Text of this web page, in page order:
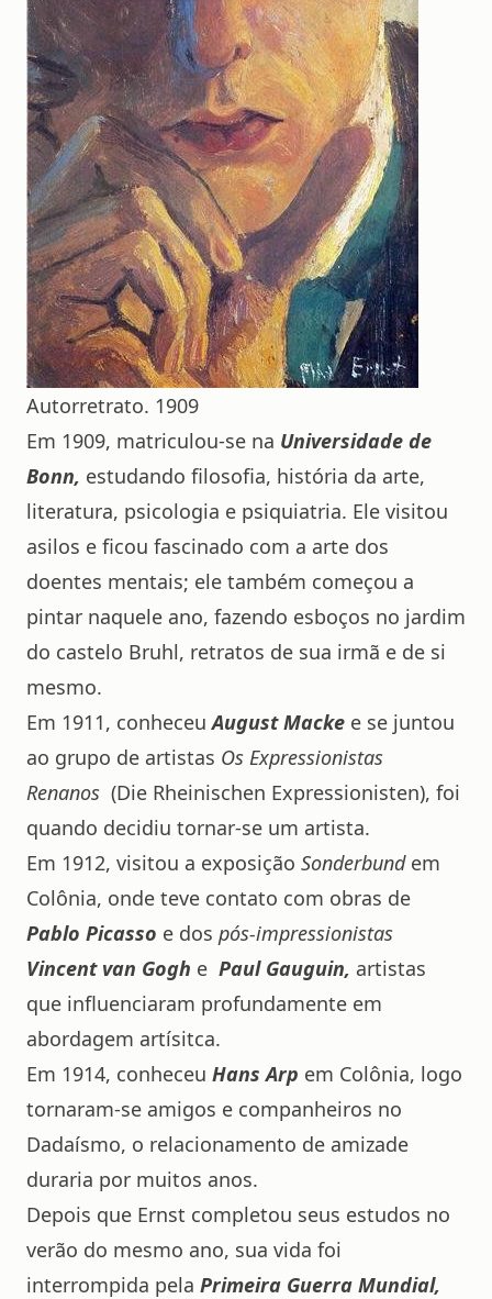
Autorretrato. 1909
Em 1909, matriculou-se na Universidade de
Bonn, estudando filosofia, história da arte,
literatura, psicologia e psiquiatria. Ele visitou
asilos e ficou fascinado com a arte dos
doentes mentais; ele também começou a
pintar naquele ano, fazendo esboços no jardim
do castelo Bruhl, retratos de sua irmã e de si
mesmo.
Em 1911, conheceuAugust Macke e se juntou
ao grupo de artistas Os Expressionistas
Renanos (Die Rheinischen Expressionisten), foi
quando decidiu tornar-se um artista.
Em 1912, visitou a exposição Sonderbundem
Colônia, onde teve contato com obras de
Pablo Picasso e dos pós-impressionistas
Vincent van Gogh e Paul Gauguin, artistas
que influenciaram profundamente em
abordagem artísitca.
Em 1914, conheceu Hans Arp em Colônia, logo
tornaram-se amigos e companheiros no
Dadaísmo, o relacionamento de amizade
duraria por muitos anos.
Depois que Ernst completou seus estudos no
verão do mesmo ano, sua vida foi
interrompida pela Primeira Guerra Mundial,